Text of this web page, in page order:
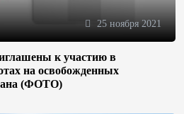
25 ноября 2021
к участию в
на освобожденных
(ФОТО)